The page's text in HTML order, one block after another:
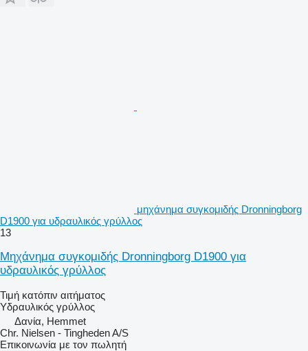
μηχάνημα συγκομιδής Dronningborg
D1900 για υδραυλικός γρύλλος
13
Μηχάνημα συγκομιδής Dronningborg D1900 για
υδραυλικός γρύλλος
Τιμή κατόπιν αιτήματος
Υδραυλικός γρύλλος
Δανία, Hemmet
Chr. Nielsen - Tingheden A/S
Επικοινωνία με τον πωλητή